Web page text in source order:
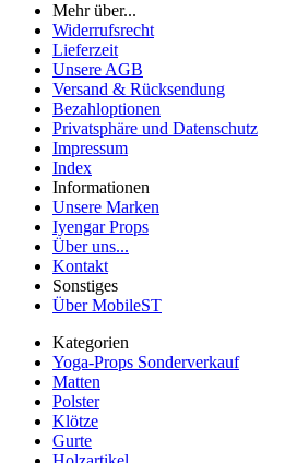
Mehr über...
Widerrufsrecht
Lieferzeit
Unsere AGB
Versand & Rücksendung
Bezahloptionen
Privatsphäre und Datenschutz
Impressum
Index
Informationen
Unsere Marken
Iyengar Props
Über uns...
Kontakt
Sonstiges
Über MobileST
Kategorien
Yoga-Props Sonderverkauf
Matten
Polster
Klötze
Gurte